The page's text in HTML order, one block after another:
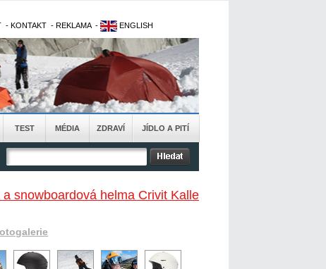
- KONTAKT - REKLAMA - ENGLISH
TEST MÉDIA ZDRAVÍ JÍDLO A PITÍ
snowboardová helma Crivit Kalle